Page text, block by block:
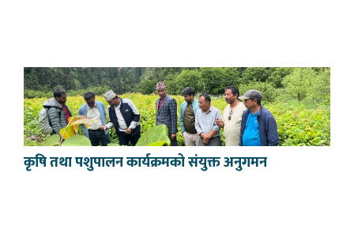
कृषि तथा पशुपालन कार्यक्रमको संयुक्त अनुगमन